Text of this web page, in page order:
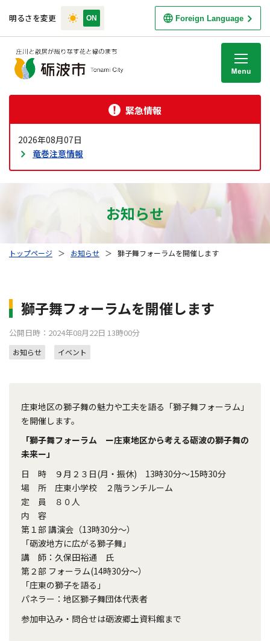
明るさを変更 Foreign Language
緊急情報
2026年08月07日
竜巻注意情報
お知らせ
トップページ ＞ お知らせ ＞ 獅子舞フォーラムを開催します
獅子舞フォーラムを開催します
公開日時：2024年08月22日 13時00分
お知らせ イベント
庄東地区の獅子舞の魅力や工夫を語る「獅子舞フォーラム」
を開催します。
「獅子舞フォーラム ー庄東地区から考える砺波の獅子舞の
未来ー」
日 時 ９月２３日(月・振休) 13時30分～15時30分
場 所 庄東小学校 ２階ランチルーム
定 員 ８０人
内 容
第１部 講演会（13時30分～）
「砺波地方に広がる獅子舞」
講 師：久保田裕通 氏
第２部 フォーラム(14時30分～）
「庄東の獅子を語る」
パネラー：地区獅子舞団体代表者
参加申込み・問合せは砺波郷土資料館まで